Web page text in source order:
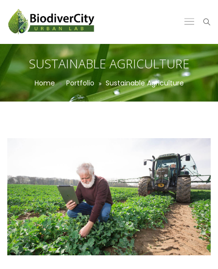
SUSTAINABLE AGRICULTURE
Home Portfolio Sustainable Agriculture